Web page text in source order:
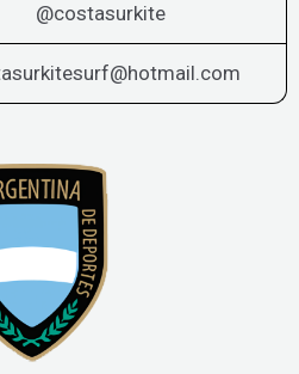
@costasurkite